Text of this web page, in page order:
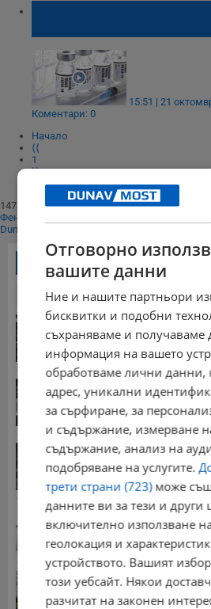
15:51 | 21
Коментари: 0
Начало
⟨⟨
1
⟩⟩
Край
147404
Фенове харесват
Dunavmost
Най-четени новини
24 часа 7 дни
Обявиха жълт код за
18:14 | 8.8.2026 г.
Хорхе Меси е човекът,
влияние...
17:41 | 8.8.2026 г.
Румъния потопи втора
13:05 | 8.8.2026 г.
Володя Попов:
15:43 | 8.8.2026 г.
Земната кора край
2...
Отговорно
вашите данни
Ние и нашите партньори
бисквитки и подобни
съхраняваме и получаваме
информация на вашето
обработваме лични данни,
адрес, уникални
за сърфиране, за
и съдържание, измерване
съдържание, анализ на
подобряване на услугите.
трети страни (723)може
данните ви за тези и други
включително използване
геолокация и
устройството. Вашият
този уебсайт. Някои
разчитат на законен